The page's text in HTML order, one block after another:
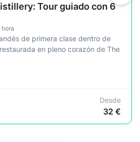
Tour guiado con 6
hora
de primera clase dentro de
en pleno corazón de The
Desde
32 €